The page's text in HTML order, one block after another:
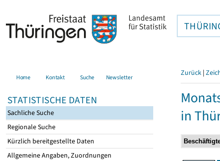
Home Kontakt Suche Newsletter
STATISTISCHE DATEN
Sachliche Suche
Regionale Suche
Kürzlich bereitgestellte Daten
Allgemeine Angaben, Zuordnungen
Zurück |
in